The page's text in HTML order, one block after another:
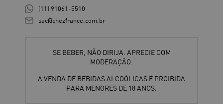
(11) 91061-5510
sac@chezfrance.com.br
SE BEBER, NÃO DIRIJA. APRECIE COM
MODERAÇÃO.
A VENDA DE BEBIDAS ALCOÓLICAS É PROIBIDA
PARA MENORES DE 18 ANOS.